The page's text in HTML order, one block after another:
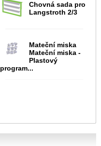
Chovná sada pro
Langstroth 2/3
Mateční miska
Mateční miska -
Plastový
program...